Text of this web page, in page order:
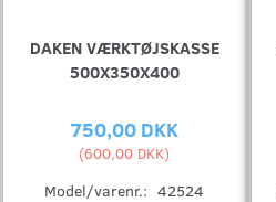
DAKEN VÆRKTØJSKASSE
500X350X400
750,00 DKK
(600,00 DKK)
Model/varenr.: 42524